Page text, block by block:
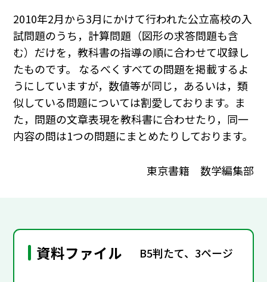
2010年2月から3月にかけて行われた公立高校の入
試問題のうち，計算問題（図形の求答問題も含
む）だけを，教科書の指導の順に合わせて収録し
たものです。 なるべくすべての問題を掲載するよ
うにしていますが，数値等が同じ，あるいは，類
似している問題については割愛しております。ま
た，問題の文章表現を教科書に合わせたり，同一
内容の問は1つの問題にまとめたりしております。
東京書籍 数学編集部
資料ファイル B5判たて、3ページ